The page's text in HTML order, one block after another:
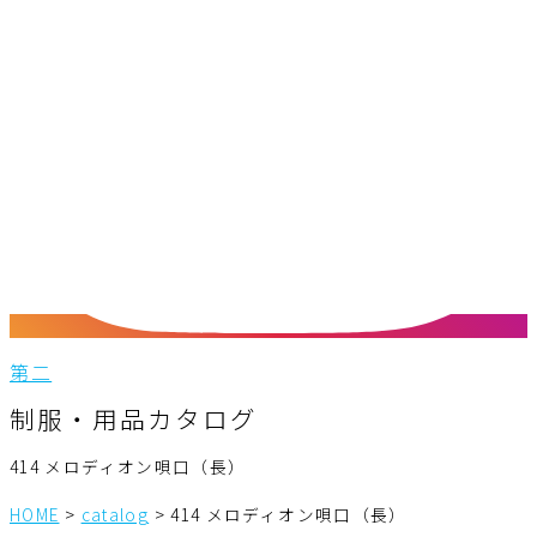
第二
制服・用品カタログ
414 メロディオン唄口（長）
HOME > catalog >414 メロディオン唄口（長）